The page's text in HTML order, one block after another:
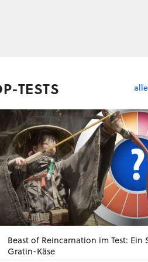
TESTS
Beast of Reincarnation im Test: Ein
Gratin-Käse